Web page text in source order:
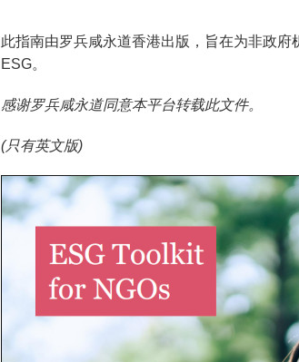
此指南由罗兵咸永道香港出版，旨在为非政
ESG。
感谢罗兵咸永道同意本平台转载此文件。
(只有英文版)